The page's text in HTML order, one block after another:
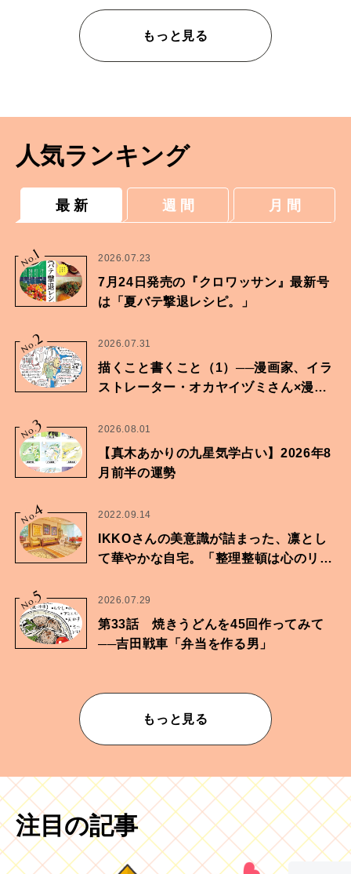
もっと見る
人気ランキング
最 新 週 間 月 間
No.
1 2026.07.23
7月24日発売の『クロワッサン』最新号
は「夏バテ撃退レシピ。」
No.2 2026.07.31
描くこと書くこと（1）──漫画家、イラ
ストレーター・オカヤイヅミさん×漫画
No.3 2026.08.01
【真木あかりの九星気学占い】2026年8
月前半の運勢
No.4 2022.09.14
IKKOさんの美意識が詰まった、凛とし
て華やかな自宅。「整理整頓は心のリズ
No.5 2026.07.29
第33話 焼きうどんを45回作ってみて
──吉田戦車「弁当を作る男」
もっと見る
注目の記事